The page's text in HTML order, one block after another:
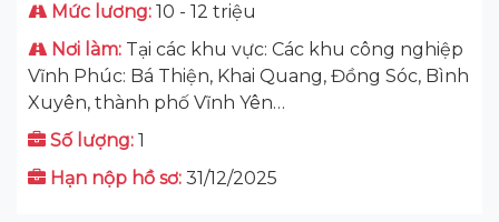
Mức lương: 10 - 12 triệu
Nơi làm: Tại các khu vực: Các khu công nghiệp
Vĩnh Phúc: Bá Thiện, Khai Quang, Đồng Sóc, Bình
Xuyên, thành phố Vĩnh Yên…
Số lượng: 1
Hạn nộp hồ sơ: 31/12/2025